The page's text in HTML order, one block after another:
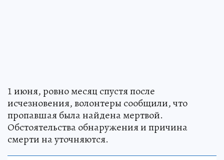
1 июня, ровно месяц спустя после
исчезновения, волонтеры сообщили, что
пропавшая была найдена мертвой.
Обстоятельства обнаружения и причина
смерти на уточняются.